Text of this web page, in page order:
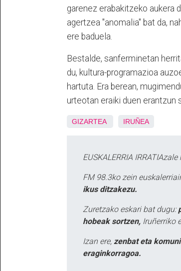
garenez erabakitzeko aukera
agertzea "anomalia" bat da,
ere baduela.
Bestalde, sanferminetan
du, kultura-programazioa
hartuta. Era berean,
urteotan eraiki duen erantzun
GIZARTEA IRUÑEA
EUSKALERRIA IRRATIAzale
FM 98.3ko zein
ikus ditzakezu.
Zuretzako eskari bat dugu:
hobeak sortzen, Iruñerriko
Izan ere, zenbat eta
eraginkorragoa.